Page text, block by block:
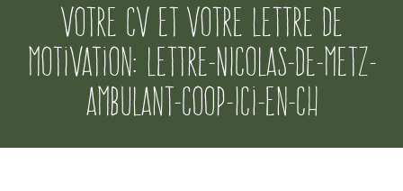
Votre CV et votre lettre de
motivation: lettre-NICOLAS-DE-METZ-
ambulant-Coop-Ici-en-Ch